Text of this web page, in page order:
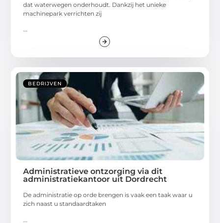
dat waterwegen onderhoudt. Dankzij het unieke
machinepark verrichten zij
...
BEDRIJVEN
Administratieve ontzorging via dit
administratiekantoor uit Dordrecht
De administratie op orde brengen is vaak een taak waar u
zich naast u standaardtaken